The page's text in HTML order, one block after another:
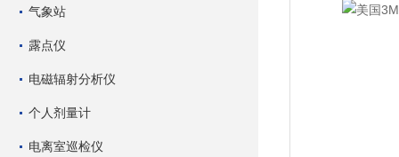
气象站
露点仪
电磁辐射分析仪
个人剂量计
电离室巡检仪